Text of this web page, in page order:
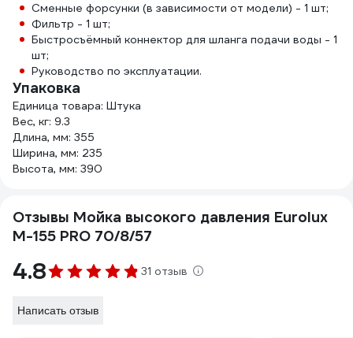
Сменные форсунки (в зависимости от модели) - 1 шт;
Фильтр - 1 шт;
Быстросъёмный коннектор для шланга подачи воды - 1
шт;
Руководство по эксплуатации.
Упаковка
Единица товара: Штука
Вес, кг: 9.3
Длина, мм: 355
Ширина, мм: 235
Высота, мм: 390
Отзывы Мойка высокого давления Eurolux
M-155 PRO 70/8/57
4.8 31 отзыв
Написать отзыв